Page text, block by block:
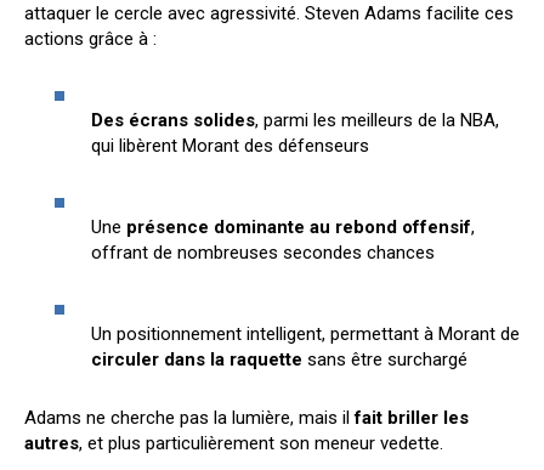
attaquer le cercle avec agressivité. Steven Adams facilite ces
actions grâce à :
Des écrans solides, parmi les meilleurs de la NBA,
qui libèrent Morant des défenseurs
Une présence dominante au rebond offensif,
offrant de nombreuses secondes chances
Un positionnement intelligent, permettant à Morant de
circuler dans la raquette sans être surchargé
Adams ne cherche pas la lumière, mais ilfait briller les
autres, et plus particulièrement son meneur vedette.